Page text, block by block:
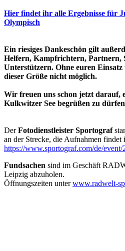
Hier findet ihr alle Ergebnisse für
Olympisch
Ein riesiges Dankeschön gilt
Helfern, Kampfrichtern, Partnern,
Unterstützern. Ohne euren
dieser Größe nicht möglich.
Wir freuen uns schon jetzt darauf,
Kulkwitzer See begrüßen zu
DerFotodienstleister Sportograf
an der Strecke, die Aufnahmen findet
https://www.sportograf.com/de/event/
Fundsachen sind im Geschäft
Leipzig abzuholen.
Öffnungszeiten unterwww.radwelt-